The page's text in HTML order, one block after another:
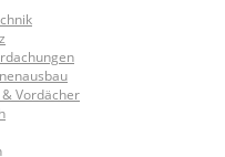
Vordächer